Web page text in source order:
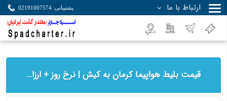
ارتباط با ما پشتیبانی: 02191007574
قیمت بلیط هواپیما کرمان به کیش | نرخ روز + ارزان‌ترین زمان خرید